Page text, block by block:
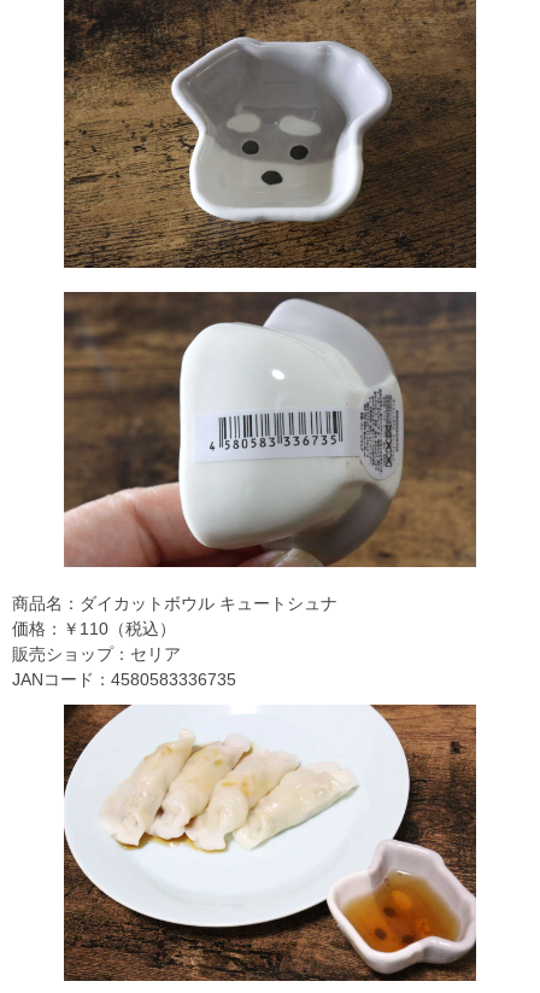
商品名：ダイカットボウル キュートシュナ
価格：￥110（税込）
販売ショップ：セリア
JANコード：4580583336735